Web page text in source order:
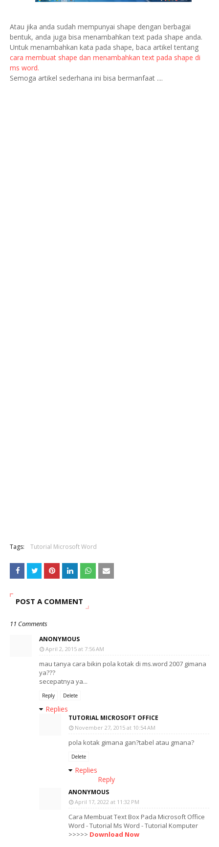
Atau jika anda sudah mempunyai shape dengan berbagai
bentuk, anda juga bisa menambahkan text pada shape anda.
Untuk menambahkan kata pada shape, baca artikel tentang
cara membuat shape dan menambahkan text pada shape di
ms word.
Semoga artikel sederhana ini bisa bermanfaat ....
Tags: Tutorial Microsoft Word
POST A COMMENT
11 Comments
ANONYMOUS
April 2, 2015 at 7:56 AM
mau tanya cara bikin pola kotak di ms.word 2007 gimana
ya???
secepatnya ya...
Reply Delete
Replies
TUTORIAL MICROSOFT OFFICE
November 27, 2015 at 10:54 AM
pola kotak gimana gan?tabel atau gmana?
Delete
Replies
Reply
ANONYMOUS
April 17, 2022 at 11:32 PM
Cara Membuat Text Box Pada Microsoft Office
Word - Tutorial Ms Word - Tutorial Komputer
>>>>> Download Now